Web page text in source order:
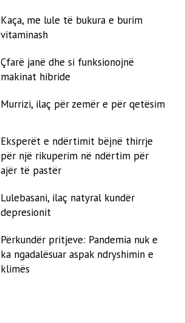
Kaça, me lule të bukura e burim
vitaminash
Çfarë janë dhe si funksionojnë
makinat hibride
Murrizi, ilaç për zemër e për qetësim
Eksperët e ndërtimit bëjnë thirrje
për një rikuperim në ndërtim për
ajër të pastër
Lulebasani, ilaç natyral kundër
depresionit
Përkundër pritjeve: Pandemia nuk e
ka ngadalësuar aspak ndryshimin e
klimës